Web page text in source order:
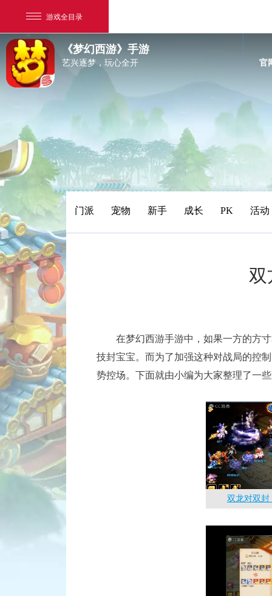
游戏全目录
网易游戏
游戏爱好者
我的足迹： 梦幻西游手游
积分赛
《梦幻西游》手游
艺兴逐梦，玩心全开 官
门派 宠物 新手 成长 PK 活动
双
在梦幻西游手游中，如果一方的方寸
技封宝宝。而为了加强这种对战局的控
势控场。下面就由小编为大家整理了一
双龙对双